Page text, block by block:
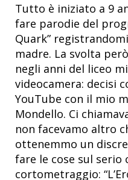
Tutto è iniziato a 9
fare parodie del
Quark”
madre. La svolta
negli anni del liceo
videocamera: decisi
YouTube con il mio
Mondello. Ci
non facevamo altro
ottenemmo un
fare le cose sul
cortometraggio: